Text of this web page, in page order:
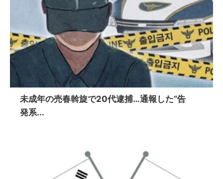
未成年の売春斡旋で20代逮捕…通報した“告
発系...